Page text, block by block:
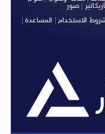
صور
الاستخدام| المساعدة|